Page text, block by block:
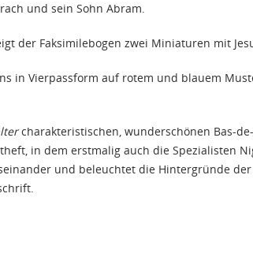
und sein Sohn Abram.
der Faksimilebogen zwei Miniaturen mit
in Vierpassform auf rotem und blauem
charakteristischen, wunderschönen Bas-
in dem erstmalig auch die Spezialisten
und beleuchtet die Hintergründe